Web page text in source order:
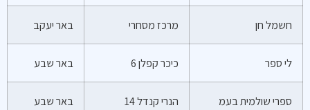
חשמל חן מרכז מסחרי באר יעקב
לי ספר כיכר קפלן 6 באר שבע
ספרי שולמית בעמ הנרי קנדל 14 באר שבע